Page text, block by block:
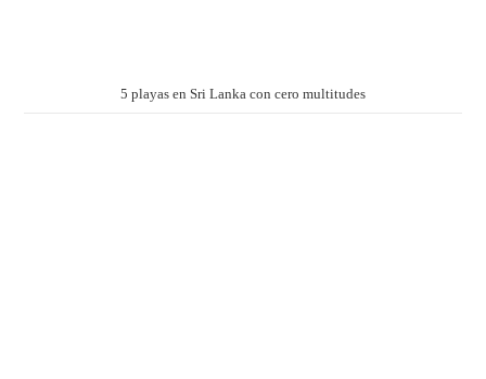
5 playas en Sri Lanka con cero multitudes